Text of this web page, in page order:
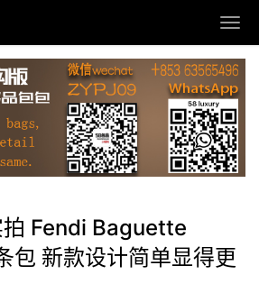
拍 Fendi Baguette
包 新款设计简单显得更